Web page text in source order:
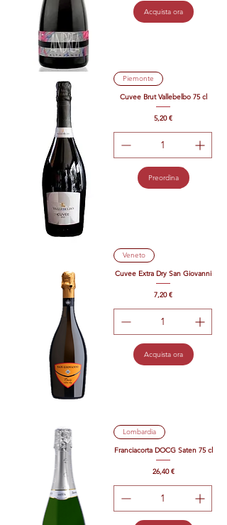
Acquista ora
Piemonte
Cuvee Brut Vallebelbo 75 cl
Prezzo
5,20 €
Preordina
Veneto
Cuvee Extra Dry San Giovanni
Prezzo
7,20 €
Acquista ora
Lombardia
Franciacorta DOCG Saten 75 cl
Prezzo
26,40 €